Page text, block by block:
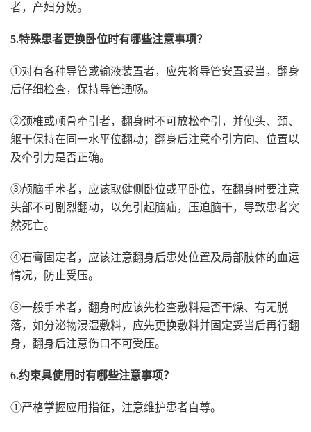
者，产妇分娩。
5.特殊患者更换卧位时有哪些注意事项？
①对有各种导管或输液装置者，应先将导管安置妥当，翻身
后仔细检查，保持导管通畅。
②颈椎或颅骨牵引者，翻身时不可放松牵引，并使头、颈、
躯干保持在同一水平位翻动；翻身后注意牵引方向、位置以
及牵引力是否正确。
③颅脑手术者，应该取健侧卧位或平卧位，在翻身时要注意
头部不可剧烈翻动，以免引起脑疝，压迫脑干，导致患者突
然死亡。
④石膏固定者，应该注意翻身后患处位置及局部肢体的血运
情况，防止受压。
⑤一般手术者，翻身时应该先检查敷料是否干燥、有无脱
落，如分泌物浸湿敷料，应先更换敷料并固定妥当后再行翻
身，翻身后注意伤口不可受压。
6.约束具使用时有哪些注意事项？
①严格掌握应用指征，注意维护患者自尊。